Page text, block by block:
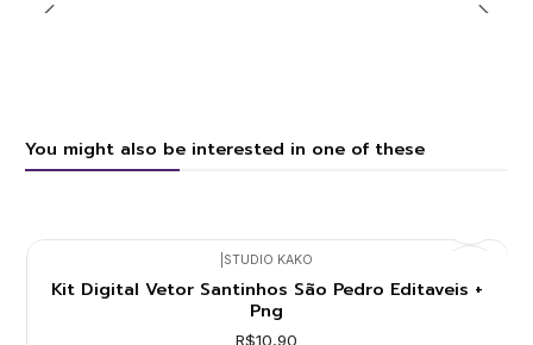
You might also be interested in one of these
STUDIO KAKO
Kit Digital Vetor Santinhos São Pedro Editaveis +
Png
R$10,90